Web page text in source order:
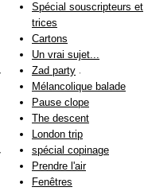
Spécial souscripteurs et
trices
Cartons
Un vrai sujet...
Zad party
Mélancolique balade
Pause clope
The descent
London trip
spécial copinage
Prendre l'air
Fenêtres